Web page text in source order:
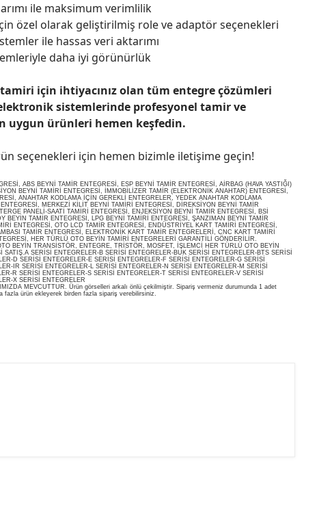
ile maksimum verimlilik
özel olarak geliştirilmiş role ve adaptör seçenekleri
ile hassas veri aktarımı
daha iyi görünürlük
için ihtiyacınız olan tüm entegre çözümleri
elektronik sistemlerinde profesyonel tamir ve
uygun ürünleri hemen keşfedin.
seçenekleri için hemen bizimle iletişime geçin!
ABS BEYNİ TAMİR ENTEGRESİ, ESP BEYNİ TAMİR ENTEGRESİ, AİRBAG (HAVA YASTIĞI)
BEYNİ TAMİRİ ENTEGRESİ, İMMOBİLİZER TAMİR (ELEKTRONİK ANAHTAR) ENTEGRESİ,
ANAHTAR KODLAMA İÇİN GEREKLİ ENTEGRELER, YEDEK ANAHTAR KODLAMA
MERKEZİ KİLİT BEYNİ TAMİRİ ENTEGRESİ, DİREKSİYON BEYNİ TAMİR
PANELİ-SAATİ TAMİRİ ENTEGRESİ, ENJEKSİYON BEYNİ TAMİR ENTEGRESİ, BSİ
BEYİN TAMİR ENTEGRESİ, LPG BEYNİ TAMİRİ ENTEGRESİ, ŞANZIMAN BEYNİ TAMİR
ENTEGRESİ, OTO LCD TAMİR ENTEGRESİ, ENDÜSTRİYEL KART TAMİRİ ENTEGRESİ,
TAMİR ENTEGRESİ, ELEKTRONİK KART TAMİR ENTEGRELERİ, CNC KART TAMİRİ
HER TÜRLÜ OTO BEYİN TAMİRİ ENTEGRELERİ GARANTİLİ GÖNDERİLİR.
BEYİN TRANSİSTÖR, ENTEGRE, TRİSTÖR, MOSFET, İŞLEMCİ HER TÜRLÜ OTO BEYİN
SERİSİ ENTEGRELER-B SERİSİ ENTEGRELER-BUK SERİSİ ENTEGRELER-BTS SERİSİ
D SERİSİ ENTEGRELER-E SERİSİ ENTEGRELER-F SERİSİ ENTEGRELER-G SERİSİ
IR SERİSİ ENTEGRELER-L SERİSİ ENTEGRELER-N SERİSİ ENTEGRELER-M SERİSİ
R SERİSİ ENTEGRELER-S SERİSİ ENTEGRELER-T SERİSİ ENTEGRELER-V SERİSİ
X SERİSİ ENTEGRELER
MEVCUTTUR. Ürün görselleri arkalı önlü çekilmiştir. Sipariş vermeniz durumunda 1 adet
fazla ürün ekleyerek birden fazla sipariş verebilirsiniz.